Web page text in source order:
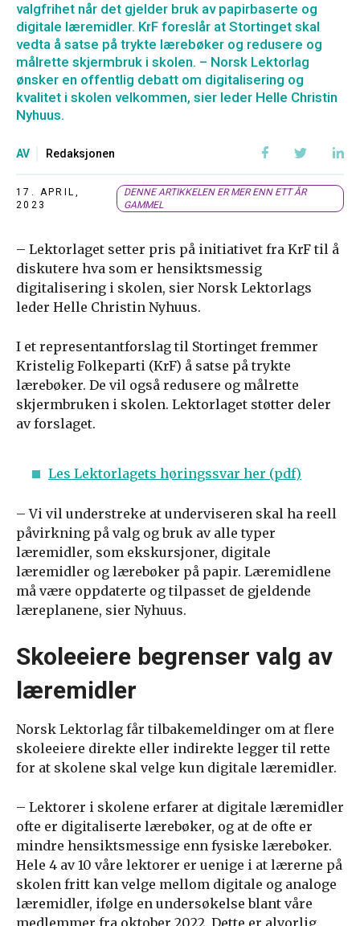
valgfrihet når det gjelder bruk av papirbaserte og
digitale læremidler. KrF foreslår at Stortinget skal
vedta å satse på trykte lærebøker og redusere og
målrette skjermbruk i skolen. – Norsk Lektorlag
ønsker en offentlig debatt om digitalisering og
kvalitet i skolen velkommen, sier leder Helle Christin
Nyhuus.
AV Redaksjonen
17. APRIL,
2023
DENNE ARTIKKELEN ER MER ENN ETT ÅR
GAMMEL
– Lektorlaget setter pris på initiativet fra KrF til å
diskutere hva som er hensiktsmessig
digitalisering i skolen, sier Norsk Lektorlags
leder Helle Christin Nyhuus.
I et representantforslag til Stortinget fremmer
Kristelig Folkeparti (KrF) å satse på trykte
lærebøker. De vil også redusere og målrette
skjermbruken i skolen. Lektorlaget støtter deler
av forslaget.
Les Lektorlagets høringssvar her (pdf)
– Vi vil understreke at underviseren skal ha reell
påvirkning på valg og bruk av alle typer
læremidler, som ekskursjoner, digitale
læremidler og lærebøker på papir. Læremidlene
må være oppdaterte og tilpasset de gjeldende
læreplanene, sier Nyhuus.
Skoleeiere begrenser valg av
læremidler
Norsk Lektorlag får tilbakemeldinger om at flere
skoleeiere direkte eller indirekte legger til rette
for at skolene skal velge kun digitale læremidler.
– Lektorer i skolene erfarer at digitale læremidler
ofte er digitaliserte lærebøker, og at de ofte er
mindre hensiktsmessige enn fysiske lærebøker.
Hele 4 av 10 våre lektorer er uenige i at lærerne på
skolen fritt kan velge mellom digitale og analoge
læremidler, ifølge en undersøkelse blant våre
medlemmer fra oktober 2022. Dette er alvorlig,